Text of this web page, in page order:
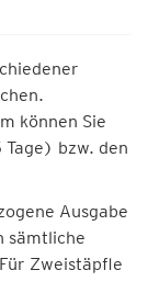
können Sie
bzw. den
Ausgabe
sämtliche
Zweistäpfle